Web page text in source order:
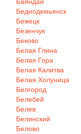
Беднодемьянск
Бежецк
Безенчук
Беково
Белая Глина
Белая Гора
Белая Калитва
Белая Холуница
Белгород
Белебей
Белев
Белинский
Белово